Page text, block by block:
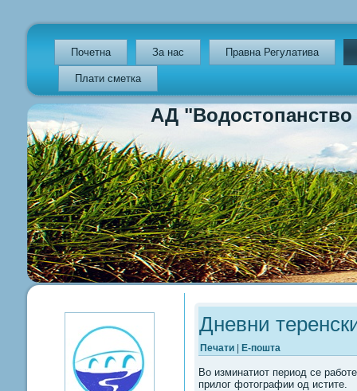
Почетна За нас Правна Регулатива
Плати сметка
АД "Водостопанство на
Дневни
Печати Е-пошта
Во изминатиот период се
прилог фотографии од истите.